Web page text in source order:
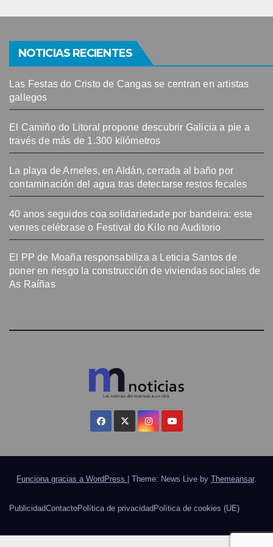
NOTICIAS RECIENTES
Las Festas do Cristo de Cangas se centran en artistas
gallegos
El Camiño do Litoral propone descubrir Galicia a pie a
través de más de 1.300 kilómetros
La playa de Arneles, en Aldán, cerrada al baño por
contaminación del agua tras detectarse restos fecales
40 anos seguidos coa solidariedade por bandeira: este
venres celébrase o Festival do Kilo no Auditorio
El PP de Moaña responsabiliza a Leticia Santos de
poner en riesgo la construcción de viviendas sociales de
As Raíñas
Funciona gracias a WordPress | Theme: News Live by Themeansar.
PublicidadContactoPolítica de privacidad Política de cookies (UE)